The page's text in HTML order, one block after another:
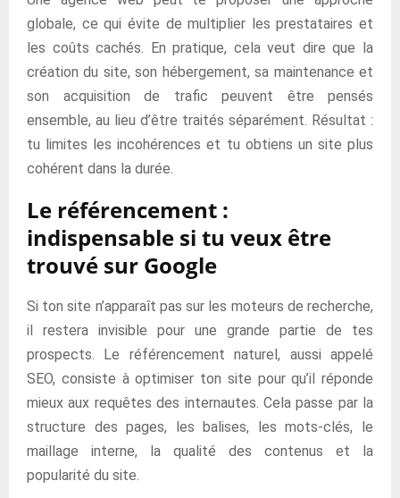
globale, ce qui évite de multiplier les prestataires et
les coûts cachés. En pratique, cela veut dire que la
création du site, son hébergement, sa maintenance et
son acquisition de trafic peuvent être pensés
ensemble, au lieu d’être traités séparément. Résultat :
tu limites les incohérences et tu obtiens un site plus
cohérent dans la durée.
Le référencement :
indispensable si tu veux être
trouvé sur Google
Si ton site n’apparaît pas sur les moteurs de recherche,
il restera invisible pour une grande partie de tes
prospects. Le référencement naturel, aussi appelé
SEO, consiste à optimiser ton site pour qu’il réponde
mieux aux requêtes des internautes. Cela passe par la
structure des pages, les balises, les mots-clés, le
maillage interne, la qualité des contenus et la
popularité du site.